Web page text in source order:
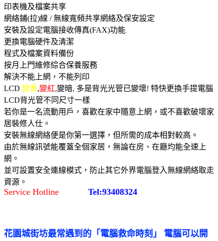
印表機及檔案共享
網絡鋪(拉)線 / 無線寬頻共享網絡及保安設定
安裝及設定電腦接收傳真(FAX)功能
更換電腦硬件及清潔
程式及檔案資料備份
按月上門維修綜合保養服務
解決不能上網，不能列印
LCD 變黃,變紅,變暗, 多是背光光管已變壞! 特快更換手提電腦
LCD背光管不同尺寸一樣
若你是一名流動用戶，喜歡在家中隨意上網，或不喜歡破壞家
居裝修人仕。
安裝無線網絡便是你第一選擇，但所需的成本相對較高。
由於無線訊號能覆蓋全個家居，無論在房、在廳均能全速上
網。
並可設置安全連線模式，防止其它外界電腦登入無線網絡取走
資源。
Service Hotline Tel:93408324
花園城街坊最常遇到的「電腦救命時刻」 電腦可以開